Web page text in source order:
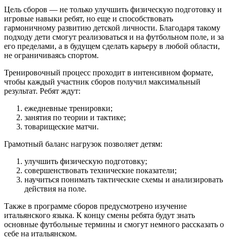
Цель сборов — не только улучшить физическую подготовку и
игровые навыки ребят, но еще и способствовать
гармоничному развитию детской личности. Благодаря такому
подходу дети смогут реализоваться и на футбольном поле, и за
его пределами, а в будущем сделать карьеру в любой области,
не ограничиваясь спортом.
Тренировочный процесс проходит в интенсивном формате,
чтобы каждый участник сборов получил максимальный
результат. Ребят ждут:
ежедневные тренировки;
занятия по теории и тактике;
товарищеские матчи.
Грамотный баланс нагрузок позволяет детям:
улучшить физическую подготовку;
совершенствовать технические показатели;
научиться понимать тактические схемы и анализировать
действия на поле.
Также в программе сборов предусмотрено изучение
итальянского языка. К концу смены ребята будут знать
основные футбольные термины и смогут немного рассказать о
себе на итальянском.